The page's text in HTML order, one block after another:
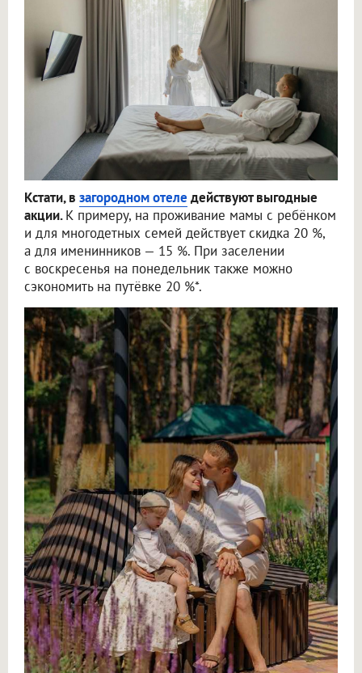
Кстати, в загородном отеле действуют выгодные
акции.К примеру, на проживание мамы с ребёнком
и для многодетных семей действует скидка 20 %,
а для именинников — 15 %. При заселении
с воскресенья на понедельник также можно
сэкономить на путёвке 20 %*.